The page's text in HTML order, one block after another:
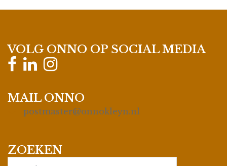
VOLG ONNO OP SOCIAL MEDIA
MAIL ONNO
postmaster@onnokleyn.nl
ZOEKEN
Search…